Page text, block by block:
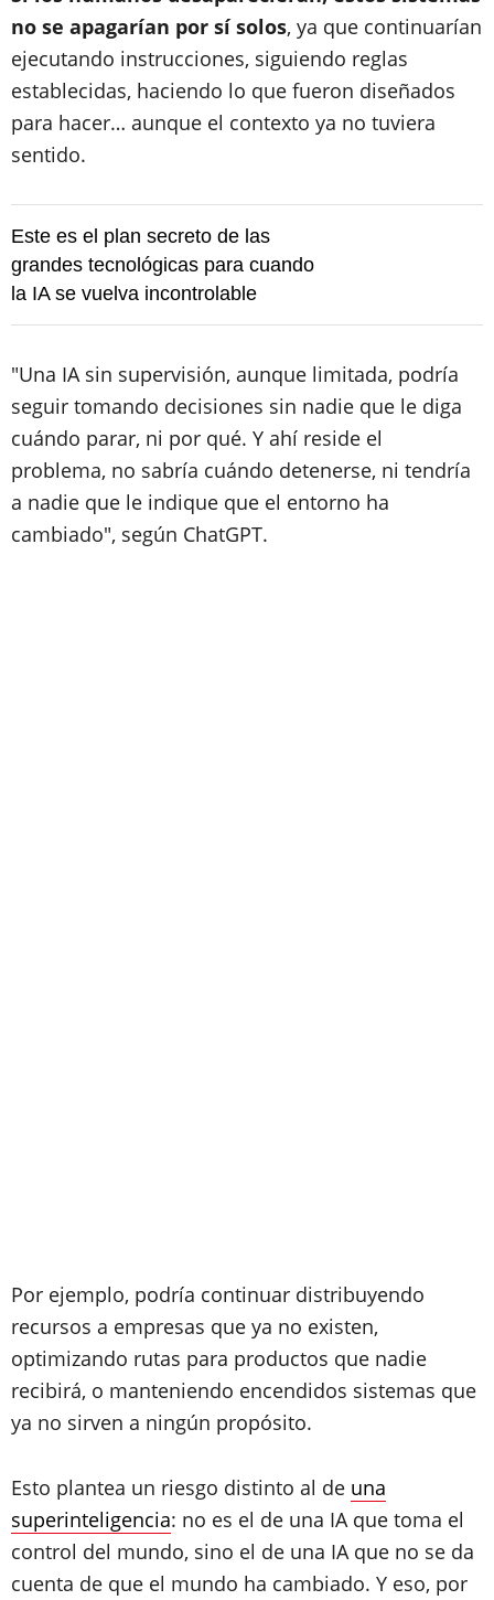
no se apagarían por sí solos, ya que continuarían
ejecutando instrucciones, siguiendo reglas
establecidas, haciendo lo que fueron diseñados
para hacer… aunque el contexto ya no tuviera
sentido.
Este es el plan secreto de las
grandes tecnológicas para cuando
la IA se vuelva incontrolable
"Una IA sin supervisión, aunque limitada, podría
seguir tomando decisiones sin nadie que le diga
cuándo parar, ni por qué. Y ahí reside el
problema, no sabría cuándo detenerse, ni tendría
a nadie que le indique que el entorno ha
cambiado", según ChatGPT.
Por ejemplo, podría continuar distribuyendo
recursos a empresas que ya no existen,
optimizando rutas para productos que nadie
recibirá, o manteniendo encendidos sistemas que
ya no sirven a ningún propósito.
Esto plantea un riesgo distinto al de una
superinteligencia: no es el de una IA que toma el
control del mundo, sino el de una IA que no se da
cuenta de que el mundo ha cambiado. Y eso, por